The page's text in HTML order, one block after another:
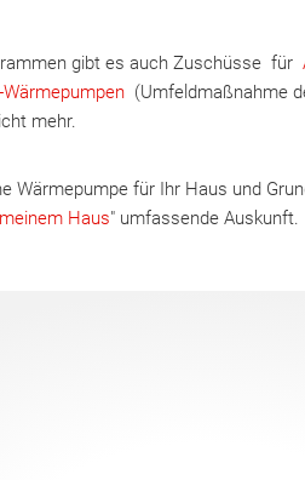
gibt es auch Zuschüsse für
(Umfeldmaßnahme
mehr.
Wärmepumpe für Ihr Haus und
Haus" umfassende Auskunft.